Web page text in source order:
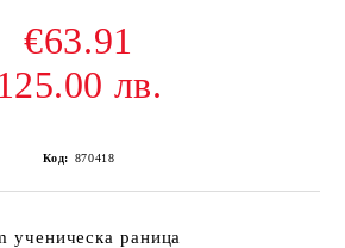
€63.91
125.00 лв.
Код: 870418
ученическа раница